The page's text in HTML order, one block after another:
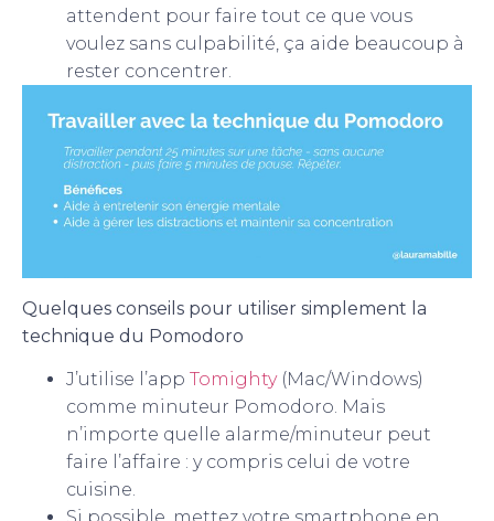
attendent pour faire tout ce que vous
voulez sans culpabilité, ça aide beaucoup à
rester concentrer.
Quelques conseils pour utiliser simplement la
technique du Pomodoro
J’utilise l’app Tomighty(Mac/Windows)
comme minuteur Pomodoro. Mais
n’importe quelle alarme/minuteur peut
faire l’affaire : y compris celui de votre
cuisine.